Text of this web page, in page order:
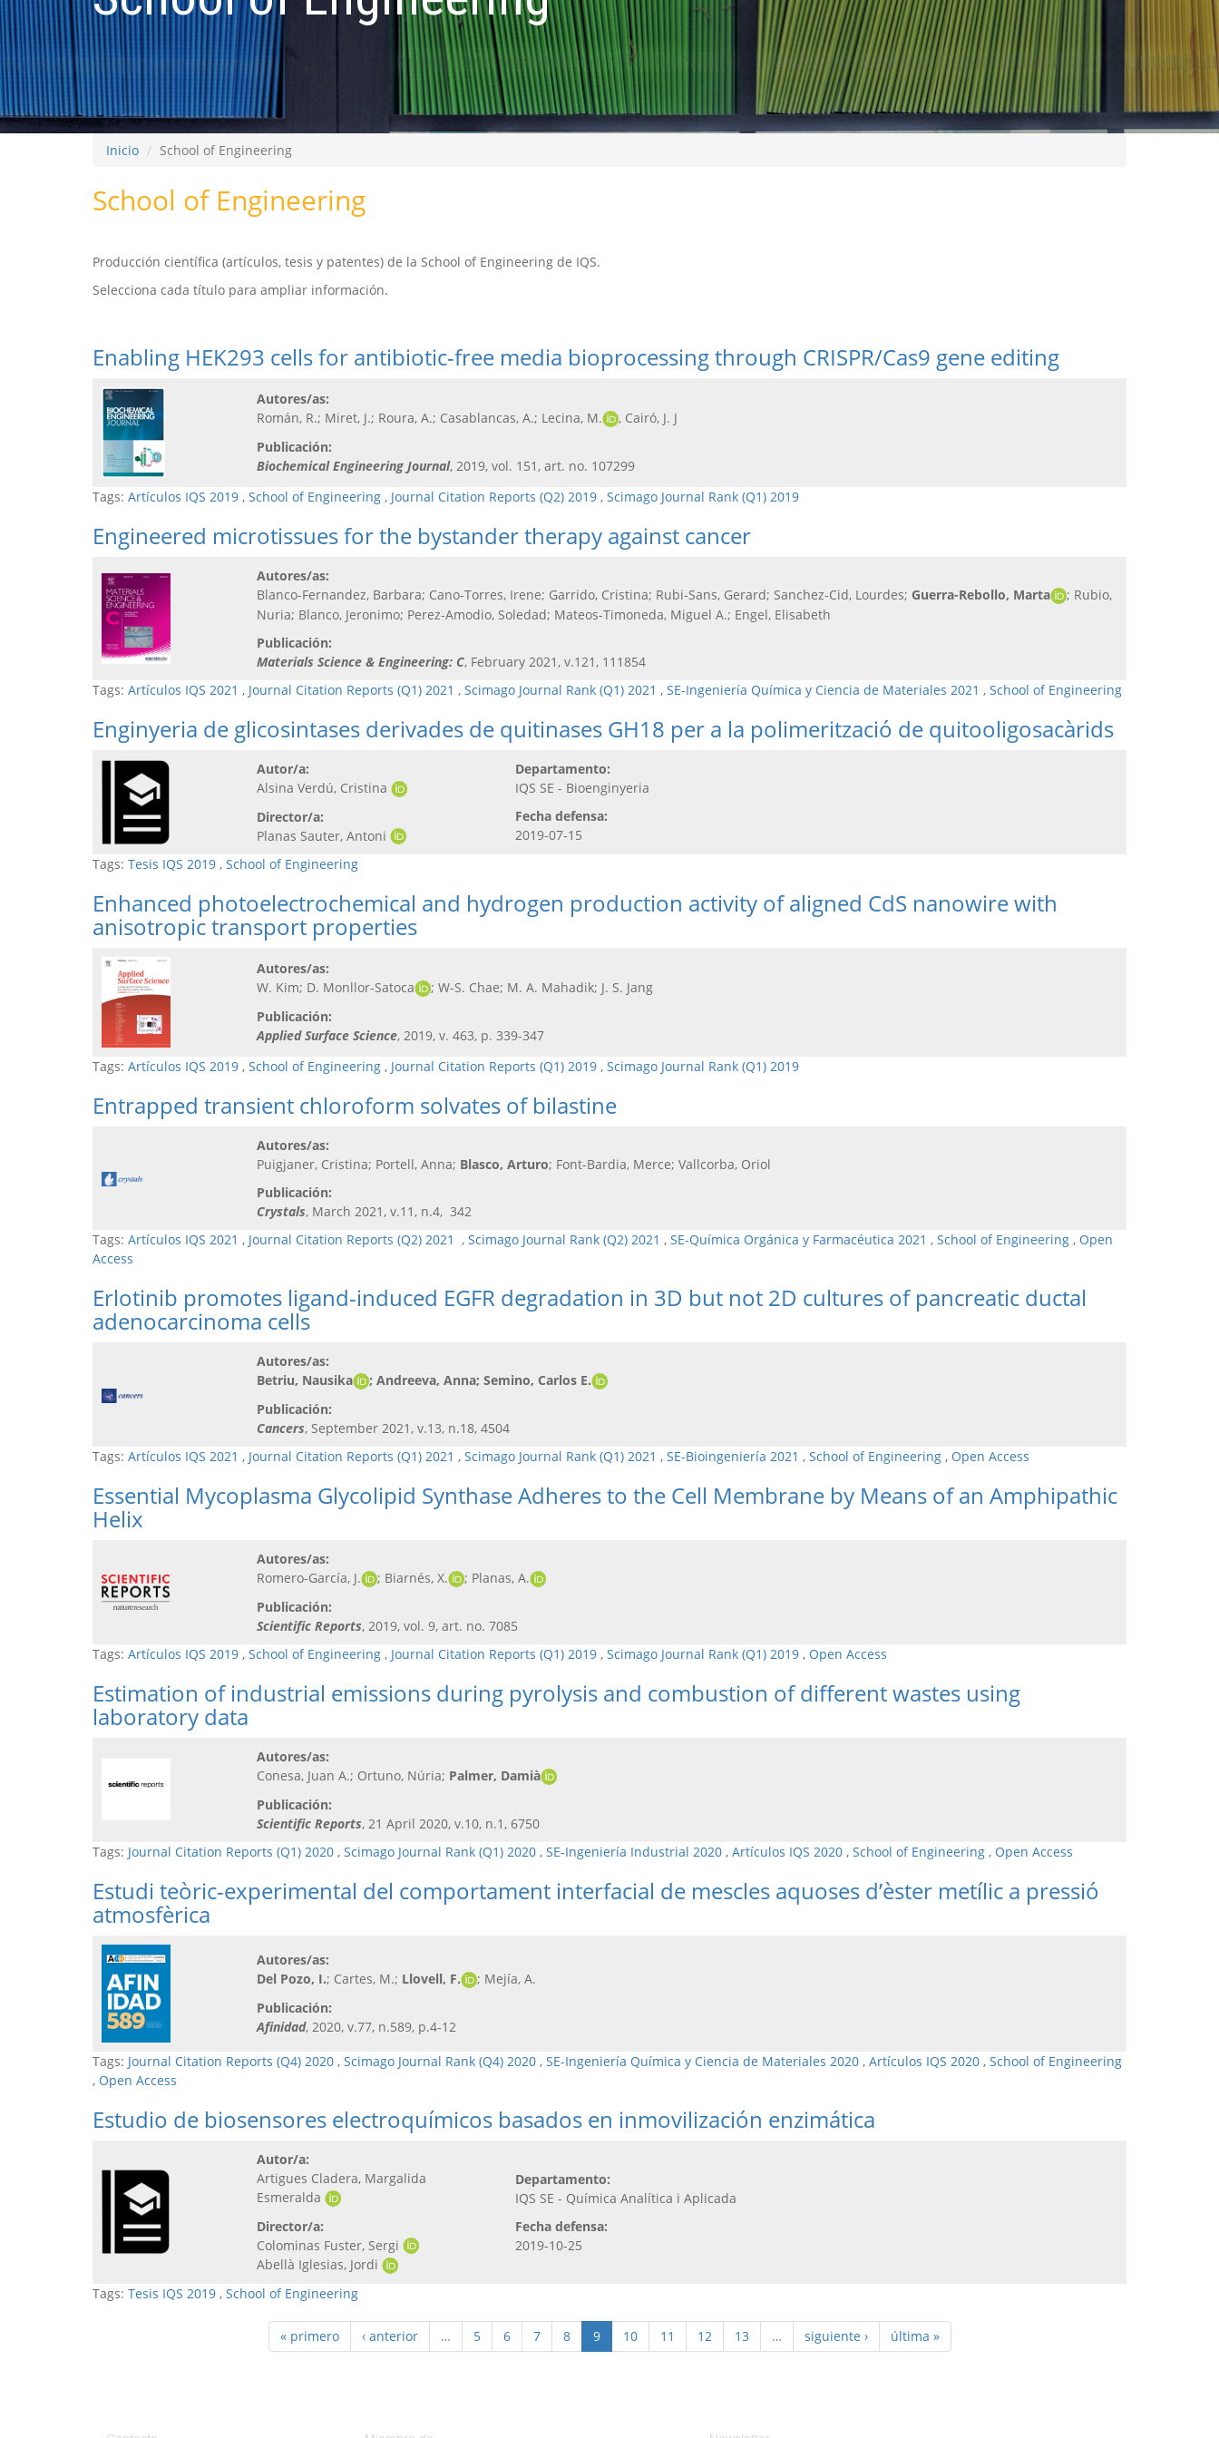
Inicio School of Engineering
School of Engineering
Producción científica (artículos, tesis y patentes) de la School of Engineering de IQS.
Selecciona cada título para ampliar información.
Enabling HEK293 cells for antibiotic-free media bioprocessing through CRISPR/Cas9 gene editing
Autores/as:
Román, R.; Miret, J.; Roura, A.; Casablancas, A.; Lecina, M.
, Cairó, J. J
Publicación:
Biochemical Engineering Journal, 2019, vol. 151, art. no. 107299
Tags: Artículos IQS 2019 , School of Engineering , Journal Citation Reports (Q2) 2019 , Scimago Journal Rank (Q1) 2019
Engineered microtissues for the bystander therapy against cancer
Autores/as:
Blanco-Fernandez, Barbara; Cano-Torres, Irene; Garrido, Cristina; Rubi-Sans, Gerard; Sanchez-Cid, Lourdes; Guerra-Rebollo, Marta
; Rubio,
Nuria; Blanco, Jeronimo; Perez-Amodio, Soledad; Mateos-Timoneda, Miguel A.; Engel, Elisabeth
Publicación:
Materials Science & Engineering: C, February 2021, v.121, 111854
Tags: Artículos IQS 2021 , Journal Citation Reports (Q1) 2021 , Scimago Journal Rank (Q1) 2021 , SE-Ingeniería Química y Ciencia de Materiales 2021 , School of Engineering
Enginyeria de glicosintases derivades de quitinases GH18 per a la polimerització de quitooligosacàrids
Autor/a:
Alsina Verdú, Cristina
Director/a:
Planas Sauter, Antoni
Departamento:
IQS SE - Bioenginyeria
Fecha defensa:
2019-07-15
Tags: Tesis IQS 2019 , School of Engineering
Enhanced photoelectrochemical and hydrogen production activity of aligned CdS nanowire with
anisotropic transport properties
Autores/as:
W. Kim; D. Monllor-Satoca
; W-S. Chae; M. A. Mahadik; J. S. Jang
Publicación:
Applied Surface Science, 2019, v. 463, p. 339-347
Tags: Artículos IQS 2019 , School of Engineering , Journal Citation Reports (Q1) 2019 , Scimago Journal Rank (Q1) 2019
Entrapped transient chloroform solvates of bilastine
Autores/as:
Puigjaner, Cristina; Portell, Anna; Blasco, Arturo; Font-Bardia, Merce; Vallcorba, Oriol
Publicación:
Crystals, March 2021, v.11, n.4, 342
Tags: Artículos IQS 2021 , Journal Citation Reports (Q2) 2021 , Scimago Journal Rank (Q2) 2021 , SE-Química Orgánica y Farmacéutica 2021 , School of Engineering , Open
Access
Erlotinib promotes ligand-induced EGFR degradation in 3D but not 2D cultures of pancreatic ductal
adenocarcinoma cells
Autores/as:
Betriu, Nausika
; Andreeva, Anna; Semino, Carlos E.
Publicación:
Cancers, September 2021, v.13, n.18, 4504
Tags: Artículos IQS 2021 , Journal Citation Reports (Q1) 2021 , Scimago Journal Rank (Q1) 2021 , SE-Bioingeniería 2021 , School of Engineering , Open Access
Essential Mycoplasma Glycolipid Synthase Adheres to the Cell Membrane by Means of an Amphipathic
Helix
Autores/as:
Romero-García, J.
; Biarnés, X.
; Planas, A.
Publicación:
Scientific Reports, 2019, vol. 9, art. no. 7085
Tags: Artículos IQS 2019 , School of Engineering , Journal Citation Reports (Q1) 2019 , Scimago Journal Rank (Q1) 2019 , Open Access
Estimation of industrial emissions during pyrolysis and combustion of different wastes using
laboratory data
Autores/as:
Conesa, Juan A.; Ortuno, Núria; Palmer, Damià
Publicación:
Scientific Reports, 21 April 2020, v.10, n.1, 6750
Tags: Journal Citation Reports (Q1) 2020 , Scimago Journal Rank (Q1) 2020 , SE-Ingeniería Industrial 2020 , Artículos IQS 2020 , School of Engineering , Open Access
Estudi teòric-experimental del comportament interfacial de mescles aquoses d’èster metílic a pressió
atmosfèrica
Autores/as:
Del Pozo, I.; Cartes, M.; Llovell, F.
; Mejía, A.
Publicación:
Afinidad, 2020, v.77, n.589, p.4-12
Tags: Journal Citation Reports (Q4) 2020 , Scimago Journal Rank (Q4) 2020 , SE-Ingeniería Química y Ciencia de Materiales 2020 , Artículos IQS 2020 , School of Engineering
, Open Access
Estudio de biosensores electroquímicos basados en inmovilización enzimática
Autor/a:
Artigues Cladera, Margalida
Esmeralda
Director/a:
Colominas Fuster, Sergi
Abellà Iglesias, Jordi
Departamento:
IQS SE - Química Analítica i Aplicada
Fecha defensa:
2019-10-25
Tags: Tesis IQS 2019 , School of Engineering
« primero ‹ anterior … 5 6 7 8 9 10 11 12 13 … siguiente › última »